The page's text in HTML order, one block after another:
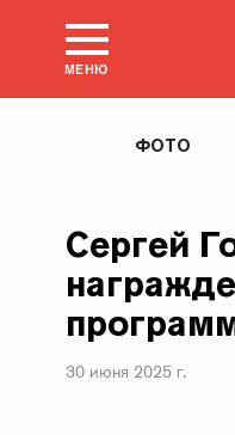
МЕНЮ
ФОТО
Сергей
30 июня 2025 г.